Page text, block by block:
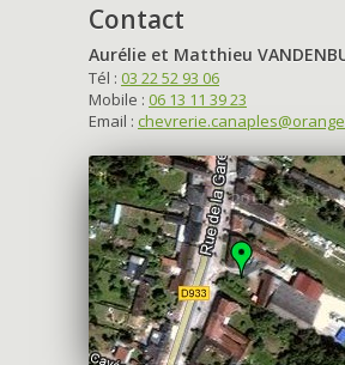
Contact
Aurélie et Matthieu
Tél : 03 22 52 93 06
Mobile : 06 13 11 39 23
Email :